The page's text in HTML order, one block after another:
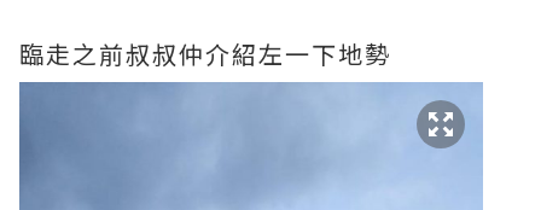
臨走之前叔叔仲介紹左一下地勢